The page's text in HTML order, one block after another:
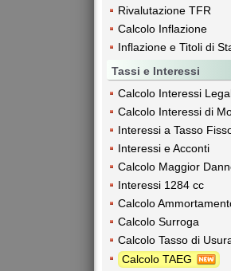
Rivalutazione TFR
Calcolo Inflazione
Inflazione e Titoli di
Tassi e Interessi
Calcolo Interessi
Calcolo Interessi di
Interessi a Tasso
Interessi e Acconti
Calcolo Maggior
Interessi 1284 cc
Calcolo
Calcolo Surroga
Calcolo Tasso di
Calcolo TAEG